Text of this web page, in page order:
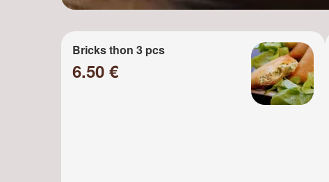
Bricks thon 3 pcs
6.50 €